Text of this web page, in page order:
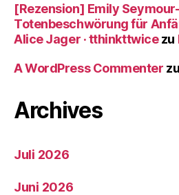
[Rezension] Emily
Totenbeschwörung für
Alice Jager · tthinkttwicezu
A WordPress Commenter zu
Archives
Juli 2026
Juni 2026